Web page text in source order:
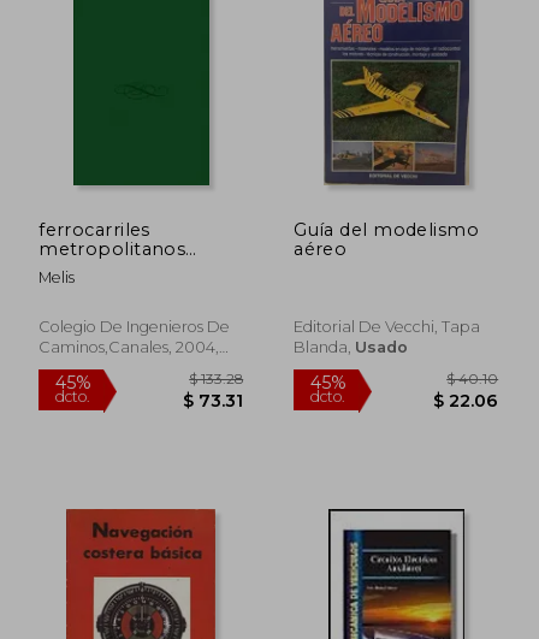
45%
dcto.
ferrocarriles
metropolitanos
transvias.metros
ligeros y metros 2âª
Melis
Colegio De Ingenieros De
Caminos,canales, 2004,
Nuevo
Guía del modelismo
aéreo
Editorial De Vecchi, Tapa
Blanda, Usado